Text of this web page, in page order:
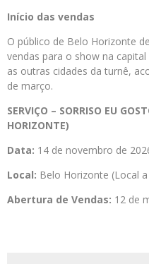
Início das vendas
O público de Belo Horizonte
vendas para o show na
as outras cidades da turnê,
de março.
SERVIÇO – SORRISO EU
HORIZONTE)
Data: 14 de novembro de
Local: Belo Horizonte (Local
Abertura de Vendas: 12 de